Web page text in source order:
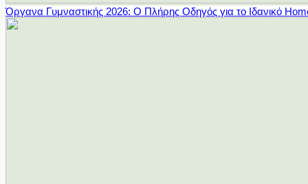
Όργανα Γυμναστικής 2026: Ο Πλήρης Οδηγός για το Ιδανικό